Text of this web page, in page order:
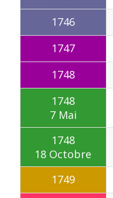
1746
1747
1748
1748
7 Mai
1748
18 Octobre
1749